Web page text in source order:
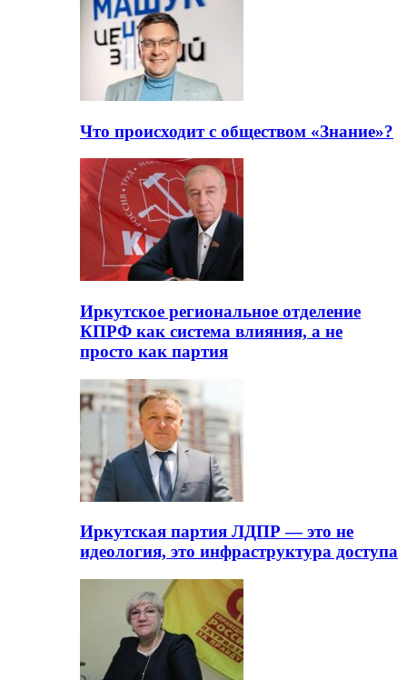
Что происходит с обществом «Знание»?
Иркутское региональное отделение
КПРФ как система влияния, а не
просто как партия
Иркутская партия ЛДПР — это не
идеология, это инфраструктура доступа